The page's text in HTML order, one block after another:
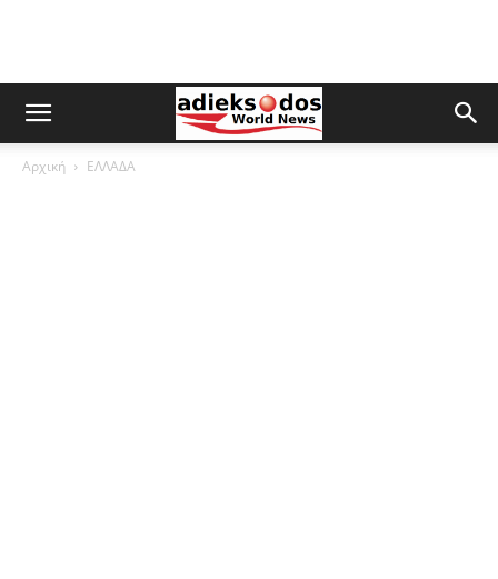
Αρχική ΕΛΛΑΔΑ